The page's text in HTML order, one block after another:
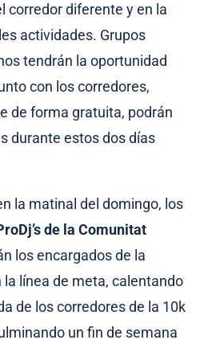
corredor diferente y en la
actividades. Grupos
tendrán la oportunidad
con los corredores,
de forma gratuita, podrán
durante estos dos días
la matinal del domingo, los
de la Comunitat
los encargados de la
línea de meta, calentando
de los corredores de la 10k
un fin de semana